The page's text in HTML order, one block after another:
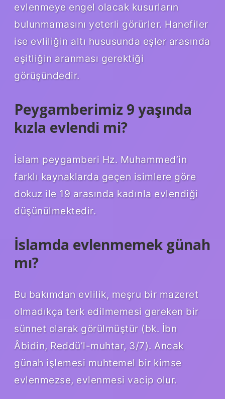
evlenmeye engel olacak kusurların
bulunmamasını yeterli görürler. Hanefiler
ise evliliğin altı hususunda eşler arasında
eşitliğin aranması gerektiği
görüşündedir.
Peygamberimiz 9 yaşında
kızla evlendi mi?
İslam peygamberi Hz. Muhammed’in
farklı kaynaklarda geçen isimlere göre
dokuz ile 19 arasında kadınla evlendiği
düşünülmektedir.
İslamda evlenmemek günah
mı?
Bu bakımdan evlilik, meşru bir mazeret
olmadıkça terk edilmemesi gereken bir
sünnet olarak görülmüştür (bk. İbn
Âbidin, Reddü’l-muhtar, 3/7). Ancak
günah işlemesi muhtemel bir kimse
evlenmezse, evlenmesi vacip olur.